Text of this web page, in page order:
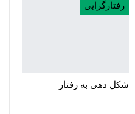
رفتارگرایی
شکل دهی به رفتار